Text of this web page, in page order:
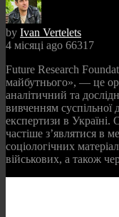
by Ivan Vertelets
4 місяці ago 66317
Future Research
майбутнього», — це
аналітичний та
вивченням суспільної
експертизи в Україні.
частіше з’являтися в
соціологічних
військових, а також